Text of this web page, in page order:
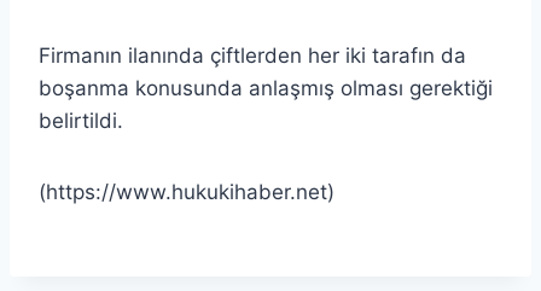
Firmanın ilanında çiftlerden her iki tarafın da
boşanma konusunda anlaşmış olması gerektiği
belirtildi.
(https://www.hukukihaber.net)